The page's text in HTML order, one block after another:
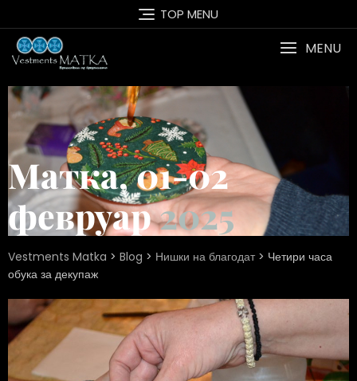
TOP MENU
MENU
Матка, 01-02
февруар2025
Vestments Matka > Blog > Нишки на благодат> Четири часа
обука за декупаж